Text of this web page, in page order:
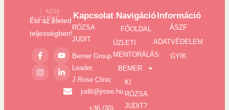
Éld az életed
teljességben!
Kapcsolat
RÓZSA
JUDIT
Bemer Group
Leader,
J.Rose Clinic
judit@jrose.hu
+36 (30)
Navigáció
FŐOLDAL
ÜZLETI
MENTORÁLÁS
BEMER
KI
RÓZSA
JUDIT?
Információ
ÁSZF
ADATVÉDELEM
GYIK